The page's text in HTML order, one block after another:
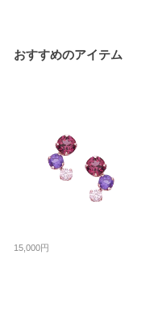
おすすめのアイテム
15,000円